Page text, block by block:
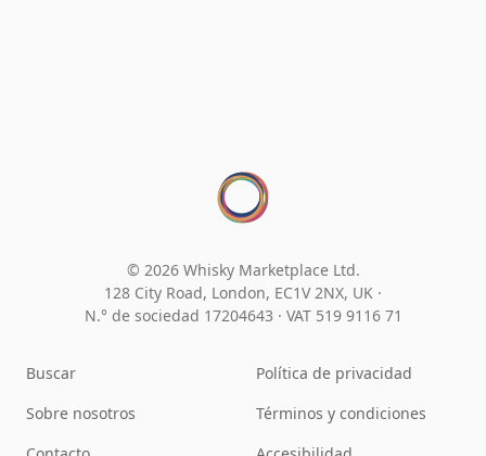
© 2026 Whisky Marketplace Ltd.
128 City Road, London, EC1V 2NX, UK ·
N.° de sociedad 17204643 · VAT 519 9116 71
Buscar
Sobre nosotros
Política de privacidad
Términos y condiciones